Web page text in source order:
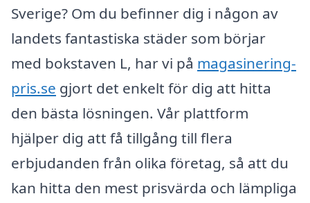
Sverige? Om du befinner dig i någon av
landets fantastiska städer som börjar
med bokstaven L, har vi på magasinering-
pris.se gjort det enkelt för dig att hitta
den bästa lösningen. Vår plattform
hjälper dig att få tillgång till flera
erbjudanden från olika företag, så att du
kan hitta den mest prisvärda och lämpliga